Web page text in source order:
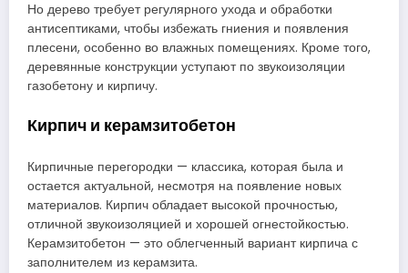
Но дерево требует регулярного ухода и обработки
антисептиками, чтобы избежать гниения и появления
плесени, особенно во влажных помещениях. Кроме того,
деревянные конструкции уступают по звукоизоляции
газобетону и кирпичу.
Кирпич и керамзитобетон
Кирпичные перегородки — классика, которая была и
остается актуальной, несмотря на появление новых
материалов. Кирпич обладает высокой прочностью,
отличной звукоизоляцией и хорошей огнестойкостью.
Керамзитобетон — это облегченный вариант кирпича с
заполнителем из керамзита.